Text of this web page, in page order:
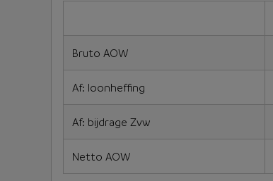
Bruto AOW
Af: loonheffing
Af: bijdrage Zvw
Netto AOW